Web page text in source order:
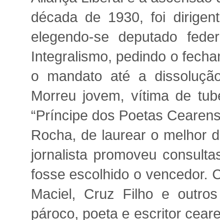
década de 1930, foi
elegendo-se deputado
Integralismo, pedindo o
o mandato até a
Morreu jovem, vítima de
“Príncipe dos Poetas
Rocha, de laurear o melhor
jornalista promoveu
fosse escolhido o vencedor.
Maciel, Cruz Filho e
pároco, poeta e escritor